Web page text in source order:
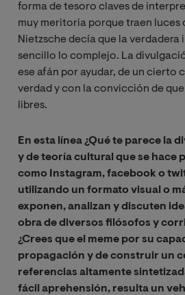
forma de tesoro claves de
muy meritoria porque traen luces
Nietzsche decía que la
sencillo lo complejo. La
ese afán por ayudar, de un cierto
verdad y con la convicción de
libres.
En esta línea ¿Qué te parece la
y de teoría cultural que se hace
como Instagram, facebook o
utilizando un formato visual o
exponen, analizan y discuten
obra de diversos filósofos y
¿Crees que el meme por su
propagación y de construir un
referencias altamente
fácil aprehensión, resulta un